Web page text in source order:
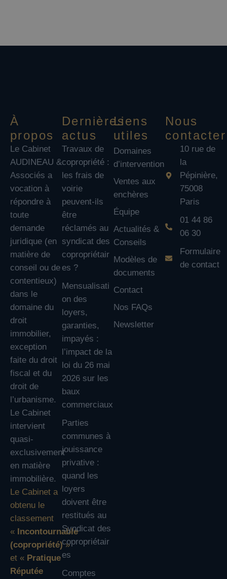
À
propos
Le Cabinet
AUDINEAU &
Associés a
vocation à
répondre à
toute
demande
juridique (en
matière de
conseil ou de
contentieux)
dans le
domaine du
droit
immobilier,
exception
faite du droit
fiscal et du
droit de
l’urbanisme.
Le Cabinet
intervient
quasi-
exclusivement
en matière
immobilière.
Le Cabinet a
obtenu le
classement
« Incontournable
(copropriété)»
et « Pratique
Réputée
Dernières
actus
Travaux de
copropriété :
les frais de
voirie
peuvent-ils
être
réclamés au
syndicat des
copropriétair
es ?
Mensualisati
on des
loyers,
garanties,
impayés :
l’impact de la
loi du 26 mai
2026 sur les
baux
commerciaux
Parties
communes à
jouissance
privative :
quand les
loyers
doivent être
restitués au
Syndicat des
copropriétair
es
Comptes
Liens
utiles
Domaines
d’intervention
Ventes aux
enchères
Équipe
Actualités &
Conseils
Modèles de
documents
Contact
Nos FAQs
Newsletter
Nous
contacter
10 rue de
la
Pépinière,
75008
Paris
01 44 86
06 30
Formulaire
de contact